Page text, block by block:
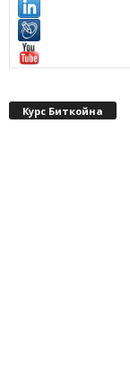
Курс Биткойна